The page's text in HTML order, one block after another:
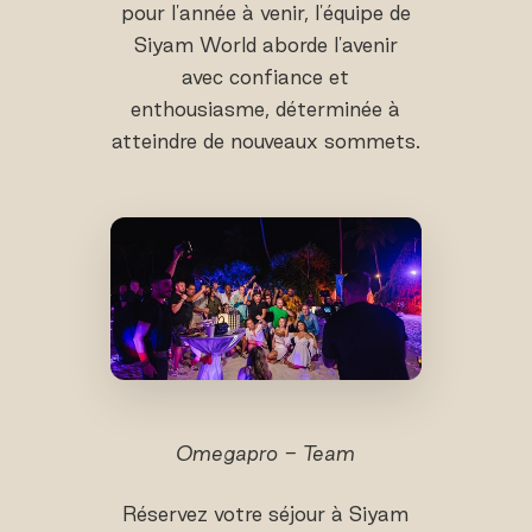
pour l'année à venir, l'équipe de
Siyam World aborde l'avenir
avec confiance et
enthousiasme, déterminée à
atteindre de nouveaux sommets.
Omegapro - Team
Réservez votre séjour à Siyam